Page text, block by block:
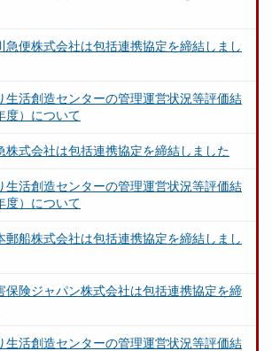
急便株式会社は包括連携協定を締結しまし
生活創造センターの管理運営状況等評価結
度）について
株式会社は包括連携協定を締結しました
生活創造センターの管理運営状況等評価結
度）について
郵船株式会社は包括連携協定を締結しまし
保険ジャパン株式会社は包括連携協定を締
生活創造センターの管理運営状況等評価結